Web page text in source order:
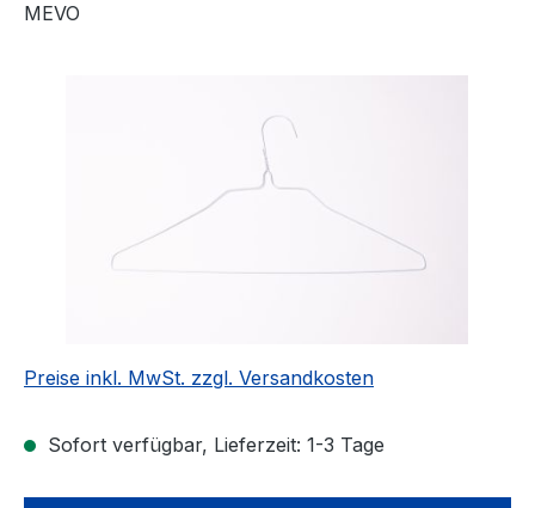
MEVO
Preise inkl. MwSt. zzgl. Versandkosten
Sofort verfügbar, Lieferzeit: 1-3 Tage